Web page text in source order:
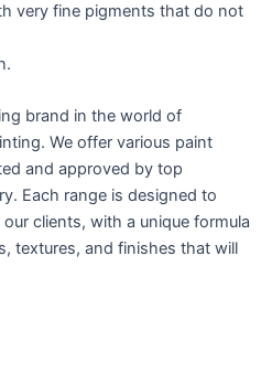
very fine pigments that do not
brand in the world of
We offer various paint
and approved by top
Each range is designed to
clients, with a unique formula
textures, and finishes that will